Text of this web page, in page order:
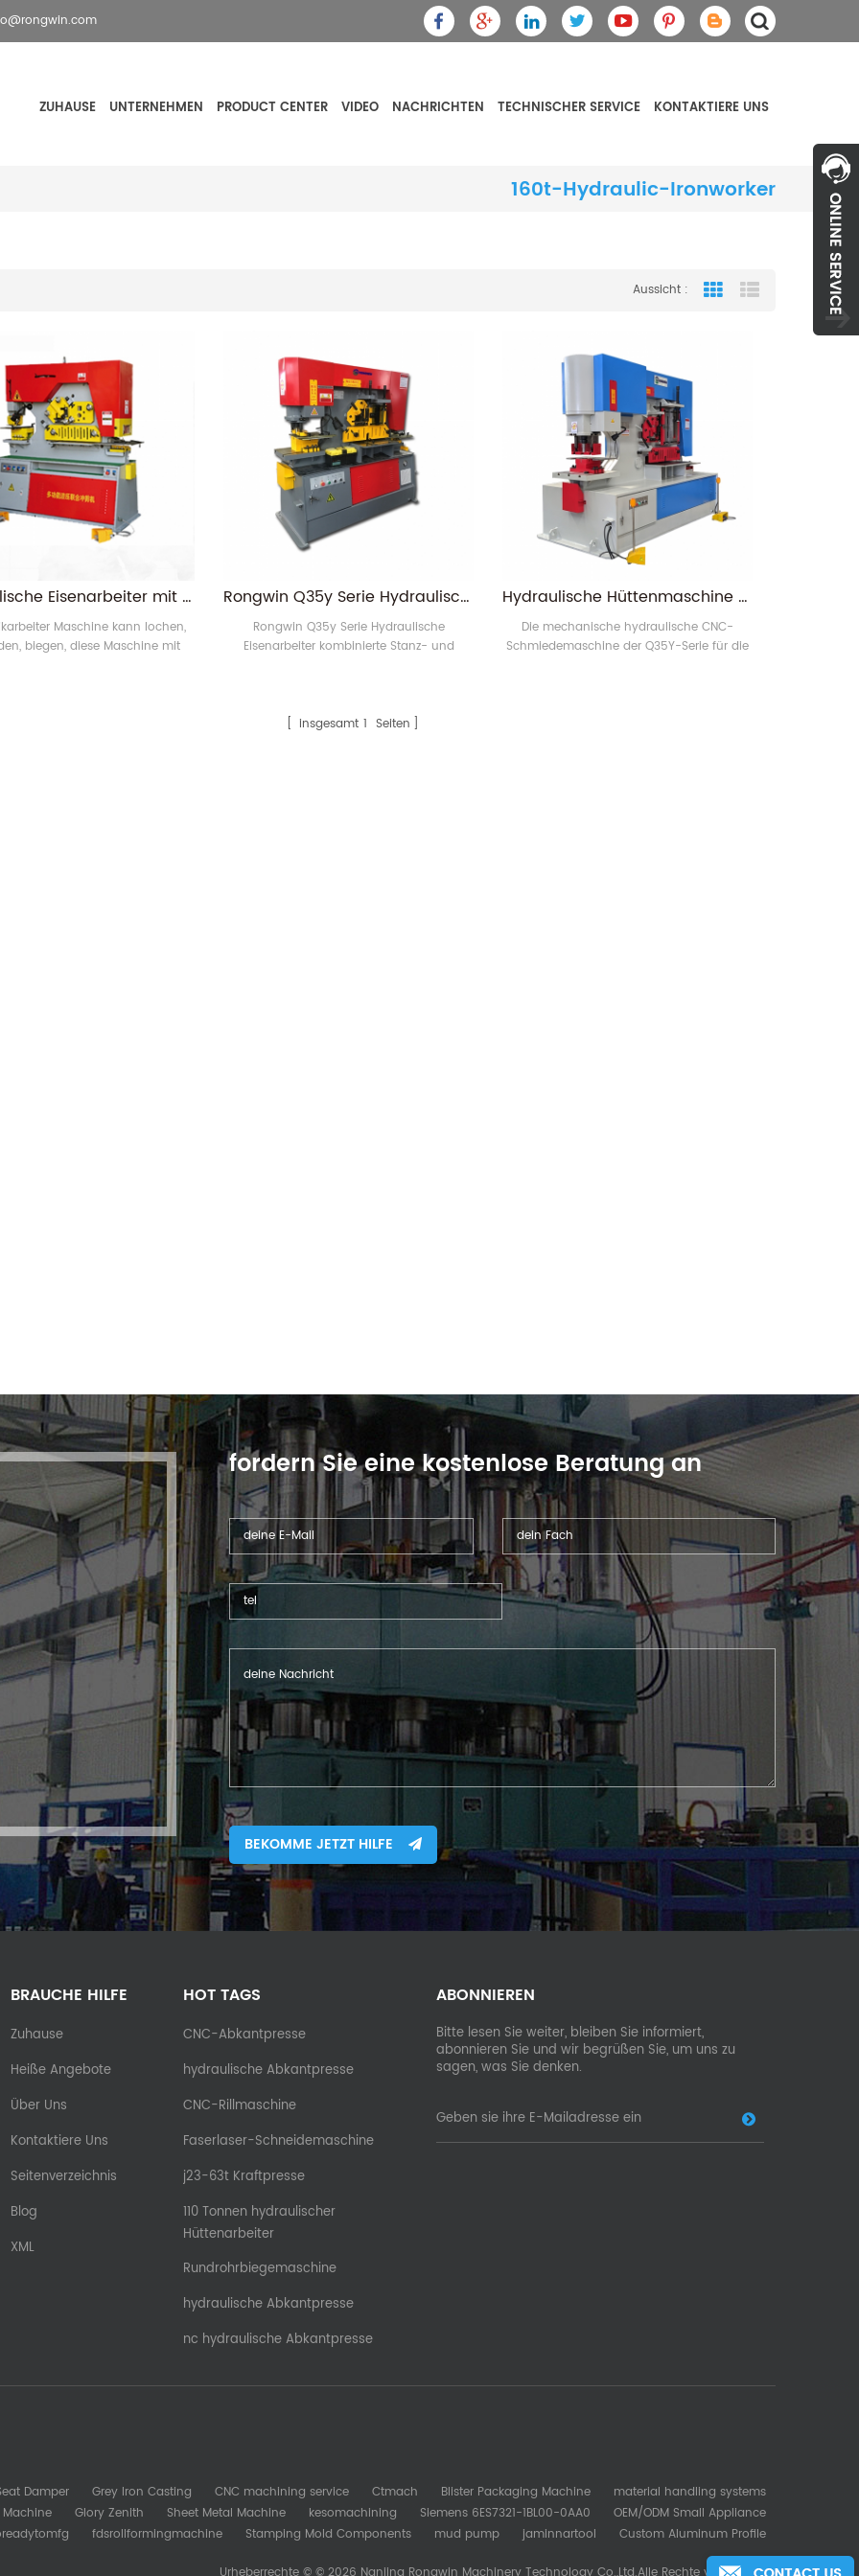
ZUHAUSE UNTERNEHMEN PRODUCT CENTER VIDEO NACHRICHTEN TECHNISCHER SERVICE KONTAKTIERE UNS
160t-Hydraulic-Ironworker
Aussicht : Grid View
hydraulische Eisenarbeiter mit Stanzen, Ausklinken, Winkelschneiden, Biegen
Maschine kann lochen,
biegen, diese Maschine mit
Rongwin Q35y Serie Hydraulische Eisenarbeiter kombinierte Stanz- und Schermaschine zum Verkauf
Rongwin Q35y Serie Hydraulische
Eisenarbeiter kombinierte Stanz- und
Hydraulische Hüttenmaschine der Serie Q35Y
Die mechanische hydraulische CNC-
Schmiedemaschine der Q35Y-Serie für die
insgesamt 1 Seiten
fordern Sie eine kostenlose Beratung an
BEKOMME JETZT HILFE
BRAUCHE HILFE
Zuhause
Heiße Angebote
Über Uns
Kontaktiere Uns
Seitenverzeichnis
Blog
XML
HOT TAGS
CNC-Abkantpresse
hydraulische Abkantpresse
CNC-Rillmaschine
Faserlaser-Schneidemaschine
j23-63t Kraftpresse
110 Tonnen hydraulischer
Hüttenarbeiter
Rundrohrbiegemaschine
hydraulische Abkantpresse
nc hydraulische Abkantpresse
ABONNIEREN
Bitte lesen Sie weiter, bleiben Sie informiert,
abonnieren Sie und wir begrüßen Sie, um uns zu
sagen, was Sie denken.
Damper Grey Iron Casting CNC machining service Ctmach Blister Packaging Machine
material handling systems
Machine Glory Zenith Sheet Metal Machine kesomachining Siemens 6ES7321-1BL00-0AA0
OEM/ODM Small Appliance
fdsrollformingmachine Stamping Mold Components mud pump jaminnartool Custom Aluminum Profile